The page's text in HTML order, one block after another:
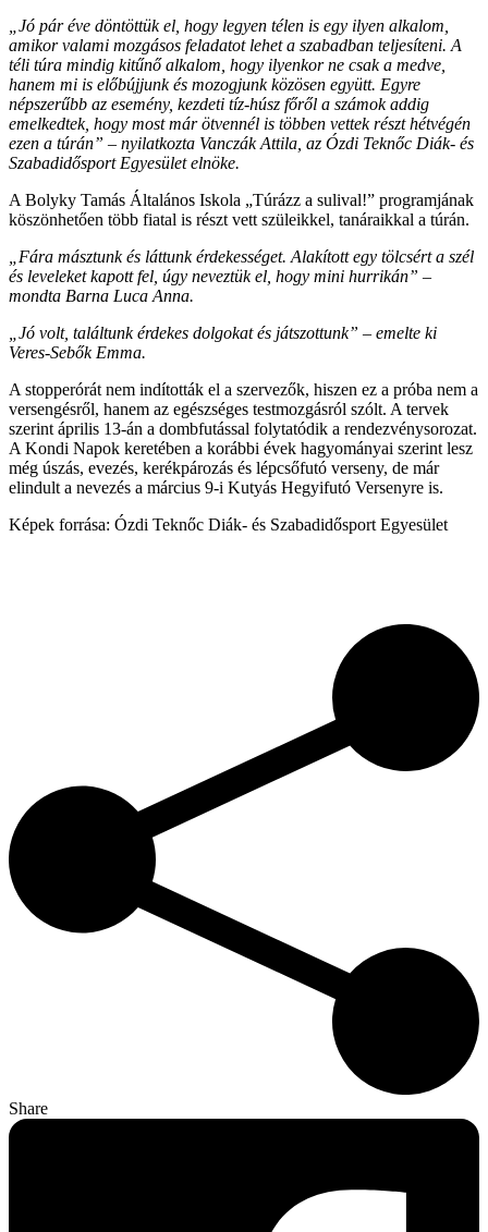
„Jó pár éve döntöttük el, hogy legyen télen is egy ilyen alkalom,
amikor valami mozgásos feladatot lehet a szabadban teljesíteni. A
téli túra mindig kitűnő alkalom, hogy ilyenkor ne csak a medve,
hanem mi is előbújjunk és mozogjunk közösen együtt. Egyre
népszerűbb az esemény, kezdeti tíz-húsz főről a számok addig
emelkedtek, hogy most már ötvennél is többen vettek részt hétvégén
ezen a túrán” – nyilatkozta Vanczák Attila, az Ózdi Teknőc Diák- és
Szabadidősport Egyesület elnöke.
A Bolyky Tamás Általános Iskola „Túrázz a sulival!” programjának
köszönhetően több fiatal is részt vett szüleikkel, tanáraikkal a túrán.
„Fára másztunk és láttunk érdekességet. Alakított egy tölcsért a szél
és leveleket kapott fel, úgy neveztük el, hogy mini hurrikán” –
mondta Barna Luca Anna.
„Jó volt, találtunk érdekes dolgokat és játszottunk” – emelte ki
Veres-Sebők Emma.
A stopperórát nem indították el a szervezők, hiszen ez a próba nem a
versengésről, hanem az egészséges testmozgásról szólt. A tervek
szerint április 13-án a dombfutással folytatódik a rendezvénysorozat.
A Kondi Napok keretében a korábbi évek hagyományai szerint lesz
még úszás, evezés, kerékpározás és lépcsőfutó verseny, de már
elindult a nevezés a március 9-i Kutyás Hegyifutó Versenyre is.
Képek forrása: Ózdi Teknőc Diák- és Szabadidősport Egyesület
Share